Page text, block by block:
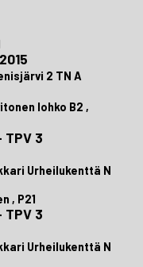
2 TN A
lohko B2 ,
TPV 3
Urheilukenttä N
, P21
TPV 3
Urheilukenttä N